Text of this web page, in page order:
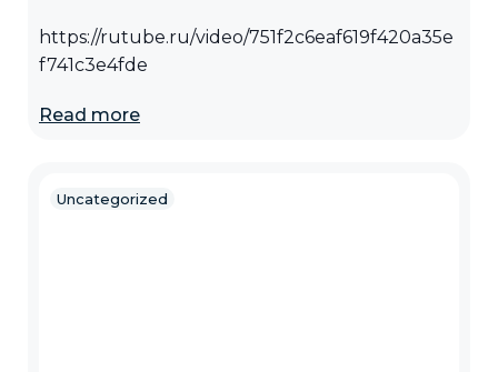
https://rutube.ru/video/751f2c6eaf619f420a35e
f741c3e4fde
Read more
Uncategorized